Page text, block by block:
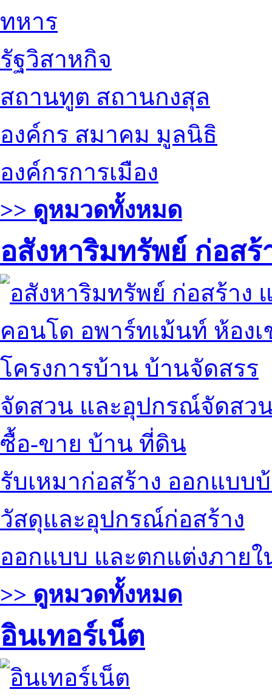
ทหาร
รัฐวิสาหกิจ
สถานทูต สถานกงสุล
องค์กร สมาคม มูลนิธิ
องค์กรการเมือง
>> ดูหมวดทั้งหมด
อสังหาริมทรัพย์ ก่อส
คอนโด อพาร์ทเม้นท์ ห้องเ
โครงการบ้าน บ้านจัดสรร
จัดสวน และอุปกรณ์จัดสว
ซื้อ-ขาย บ้าน ที่ดิน
รับเหมาก่อสร้าง ออกแบบ
วัสดุและอุปกรณ์ก่อสร้าง
ออกแบบ และตกแต่งภายใ
>> ดูหมวดทั้งหมด
อินเทอร์เน็ต